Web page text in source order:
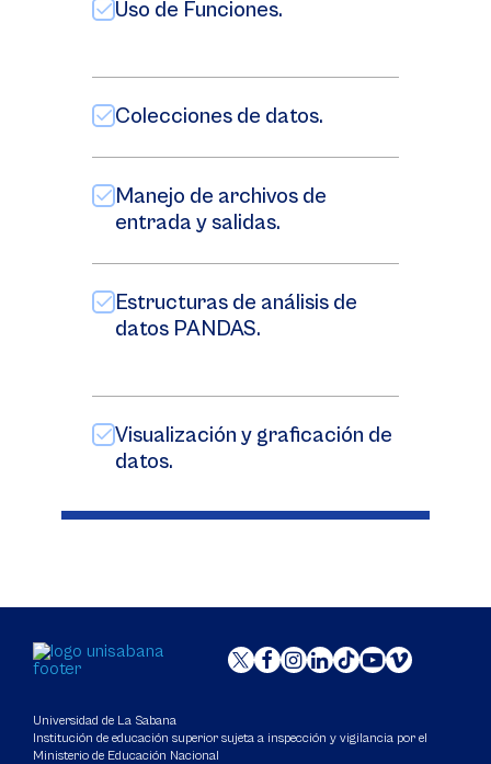
Uso de Funciones.
Colecciones de datos.
Manejo de archivos de
entrada y salidas.
Estructuras de análisis de
datos PANDAS.
Visualización y graficación de
datos.
Universidad de La Sabana
Institución de educación superior sujeta a inspección y vigilancia por el
Ministerio de Educación Nacional